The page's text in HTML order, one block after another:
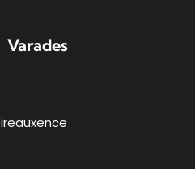
Varades